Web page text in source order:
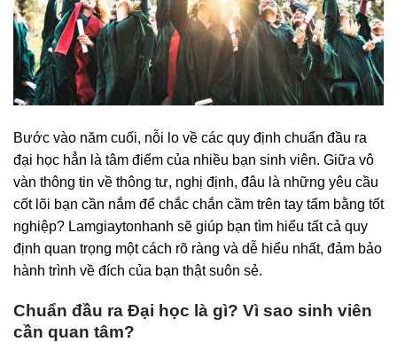
Bước vào năm cuối, nỗi lo về các quy định chuẩn đầu ra
đại học hẳn là tâm điểm của nhiều bạn sinh viên. Giữa vô
vàn thông tin về thông tư, nghị định, đâu là những yêu cầu
cốt lõi bạn cần nắm để chắc chắn cầm trên tay tấm bằng tốt
nghiệp? Lamgiaytonhanh sẽ giúp bạn tìm hiểu tất cả quy
định quan trọng một cách rõ ràng và dễ hiểu nhất, đảm bảo
hành trình về đích của bạn thật suôn sẻ.
Chuẩn đầu ra Đại học là gì? Vì sao sinh viên
cần quan tâm?